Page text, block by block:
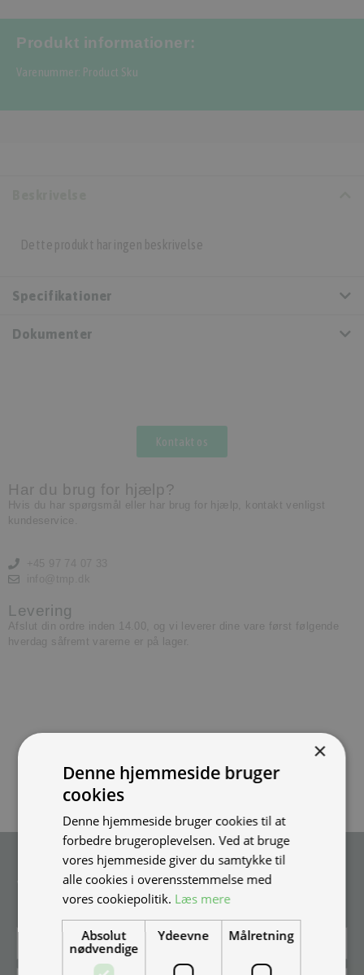
Produkt informationer:
Varenummer: Product Sku
Dette produkt har ingen beskrivelse
Specifikationer
Dokumenter
Kontakt os
Har du brug for hjælp?
Hvis du har spørgsmål eller har brug for hjælp, kontakt venligst
kundeservice.
Levering
Afslut din ordre inden 14.00, og vi leverer dine vare først følgende
hverdag såfremt varerne er på lager.
Tilmeld nyhedsmail
Vær blandt de første til at modtage info om nye produkter, tilbud,
events og udstillinger.
×
Denne hjemmeside bruger
cookies
Denne hjemmeside bruger cookies til at
forbedre brugeroplevelsen. Ved at bruge
vores hjemmeside giver du samtykke til
alle cookies i overensstemmelse med
vores cookiepolitik. Læs mere
Absolut
nødvendige
Ydeevne Målretning